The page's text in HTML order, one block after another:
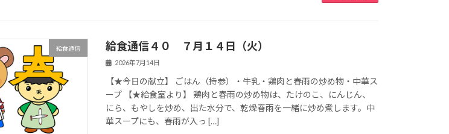
給食通信 給食通信４０ ７月１４日（火）
2026年7月14日
【★今日の献立】 ごはん（持参）・牛乳・鶏肉と春雨の炒め物・中華ス
ープ 【★給食室より】 鶏肉と春雨の炒め物は、たけのこ、にんじん、
にら、もやしを炒め、出た水分で、乾燥春雨を一緒に炒め煮します。中
華スープにも、春雨が入っ […]